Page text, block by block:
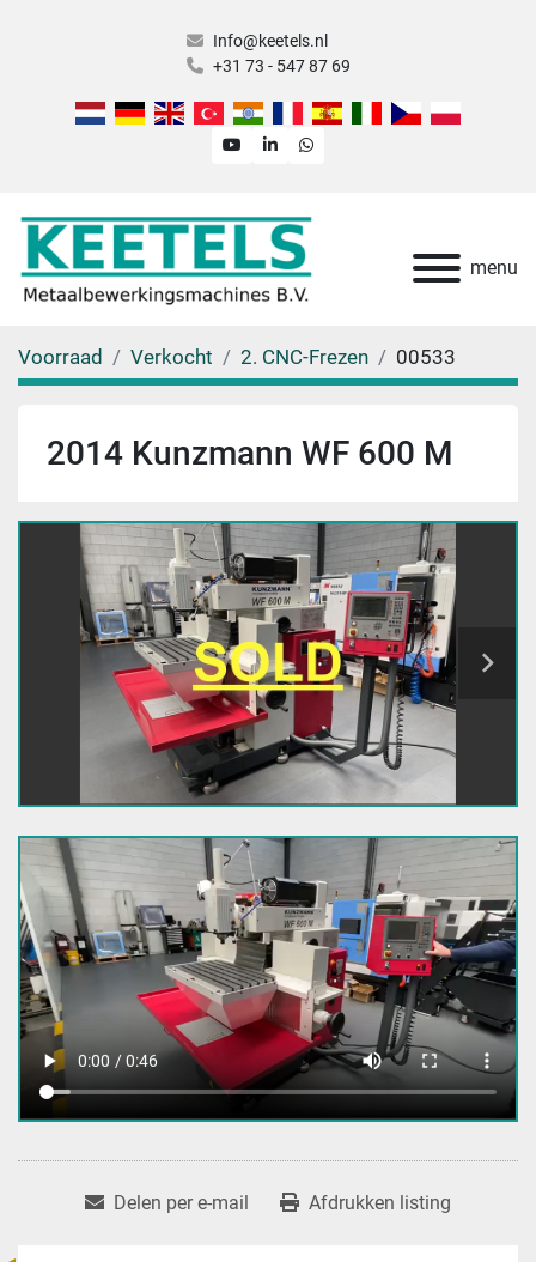
Info@keetels.nl
+31 73 - 547 87 69
youtubelinkedinwhatsapp
menu
Voorraad Verkocht 2. CNC-Frezen 00533
2014 Kunzmann WF 600 M
Delen per e-mail Afdrukken listing